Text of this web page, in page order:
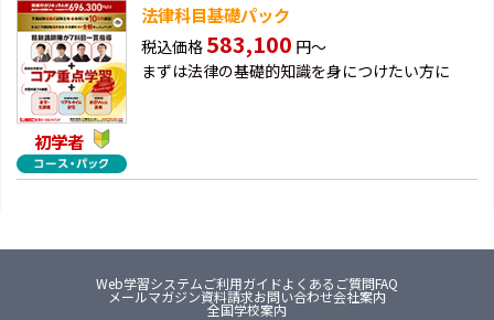
初学者
法律科目基礎パック
税込価格 583,100 円～
まずは法律の基礎的知識を身につけたい方に
Web学習システムご利用ガイドよくあるご質問FAQ
メールマガジン資料請求お問い合わせ会社案内
全国学校案内